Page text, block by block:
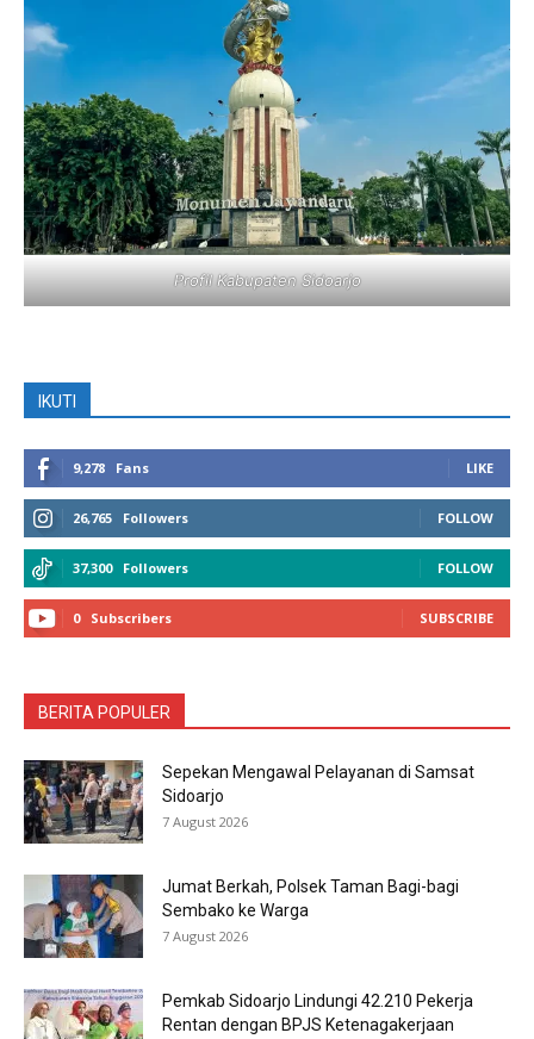
Profil Kabupaten Sidoarjo
IKUTI
9,278 Fans LIKE
26,765 Followers FOLLOW
37,300 Followers FOLLOW
0 Subscribers SUBSCRIBE
BERITA POPULER
Sepekan Mengawal Pelayanan di Samsat
Sidoarjo
7 August 2026
Jumat Berkah, Polsek Taman Bagi-bagi
Sembako ke Warga
7 August 2026
Pemkab Sidoarjo Lindungi 42.210 Pekerja
Rentan dengan BPJS Ketenagakerjaan